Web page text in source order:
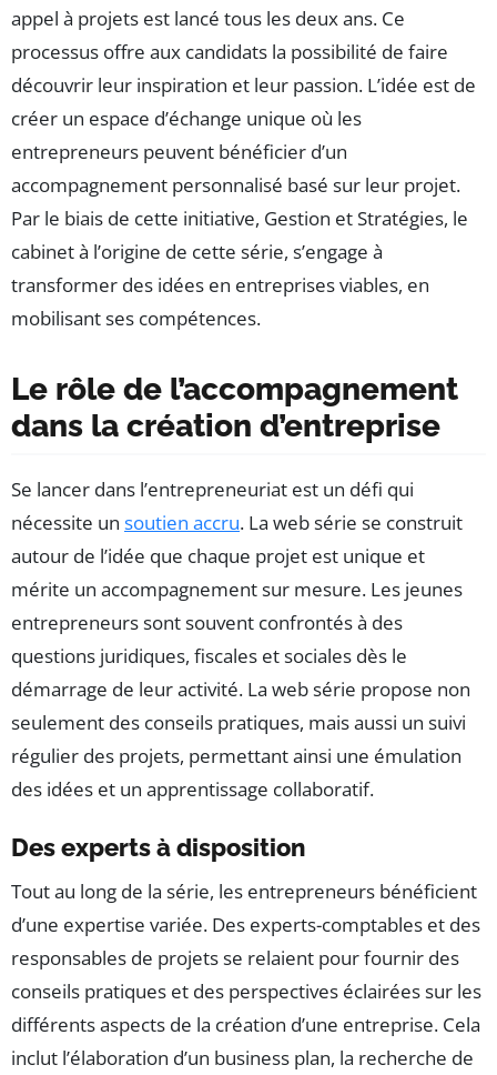
appel à projets est lancé tous les deux ans. Ce
processus offre aux candidats la possibilité de faire
découvrir leur inspiration et leur passion. L’idée est de
créer un espace d’échange unique où les
entrepreneurs peuvent bénéficier d’un
accompagnement personnalisé basé sur leur projet.
Par le biais de cette initiative, Gestion et Stratégies, le
cabinet à l’origine de cette série, s’engage à
transformer des idées en entreprises viables, en
mobilisant ses compétences.
Le rôle de l’accompagnement
dans la création d’entreprise
Se lancer dans l’entrepreneuriat est un défi qui
nécessite un soutien accru. La web série se construit
autour de l’idée que chaque projet est unique et
mérite un accompagnement sur mesure. Les jeunes
entrepreneurs sont souvent confrontés à des
questions juridiques, fiscales et sociales dès le
démarrage de leur activité. La web série propose non
seulement des conseils pratiques, mais aussi un suivi
régulier des projets, permettant ainsi une émulation
des idées et un apprentissage collaboratif.
Des experts à disposition
Tout au long de la série, les entrepreneurs bénéficient
d’une expertise variée. Des experts-comptables et des
responsables de projets se relaient pour fournir des
conseils pratiques et des perspectives éclairées sur les
différents aspects de la création d’une entreprise. Cela
inclut l’élaboration d’un business plan, la recherche de